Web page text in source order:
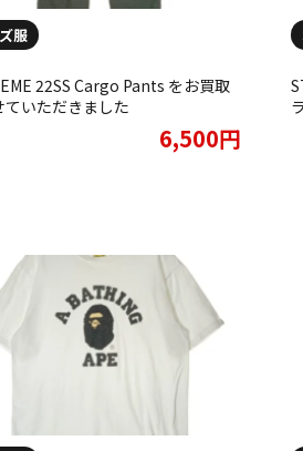
服
22SS Cargo Pants をお買取
ていただきました
6,500円